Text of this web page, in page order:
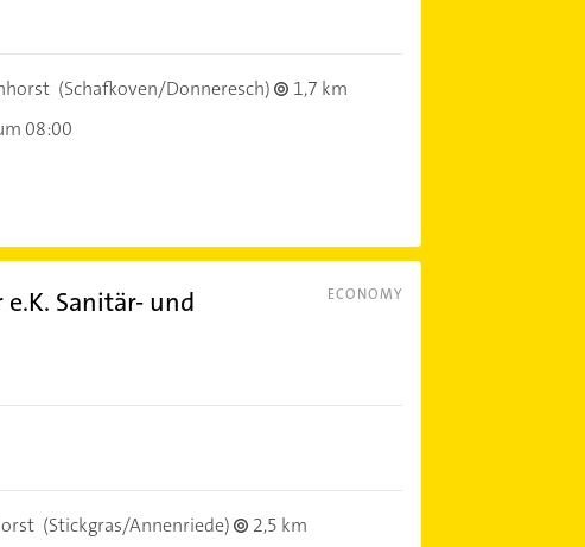
(Schafkoven/Donneresch)
1,7 km
08:00
ECONOMY
Sanitär- und
(Stickgras/Annenriede)
2,5 km